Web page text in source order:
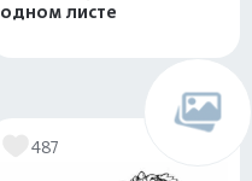
одном листе
487